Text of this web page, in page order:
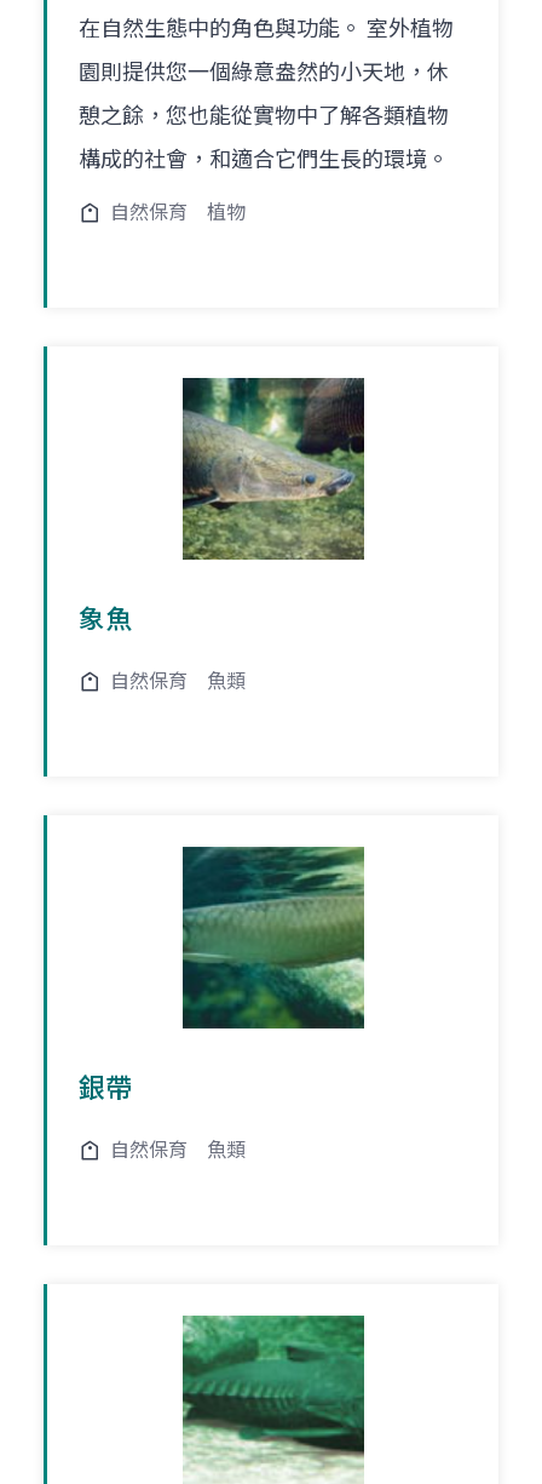
在自然生態中的角色與功能。 室外植物
園則提供您一個綠意盎然的小天地，休
憩之餘，您也能從實物中了解各類植物
構成的社會，和適合它們生長的環境。
自然保育 植物
象魚
自然保育 魚類
銀帶
自然保育 魚類